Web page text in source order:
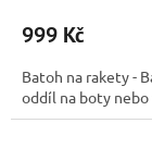
999 Kč
Batoh na rakety -
oddíl na boty nebo